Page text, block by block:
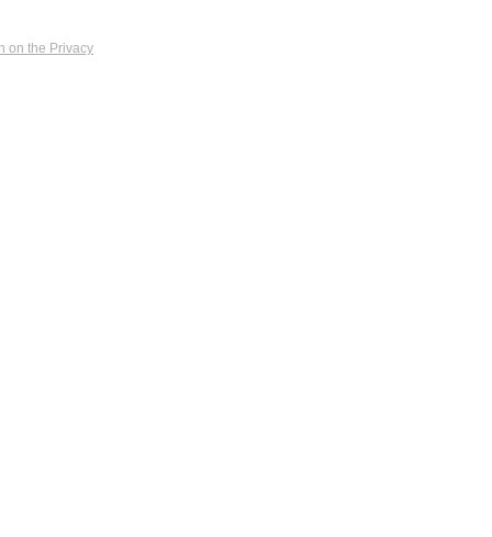
on the Privacy